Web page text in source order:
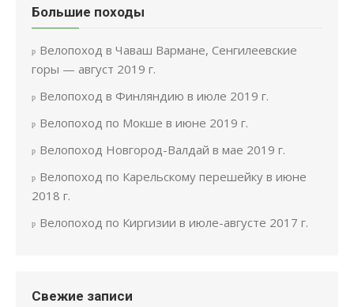
Большие походы
Велопоход в Чаваш Вармане, Сенгилеевские
горы — август 2019 г.
Велопоход в Финляндию в июле 2019 г.
Велопоход по Мокше в июне 2019 г.
Велопоход Новгород-Валдай в мае 2019 г.
Велопоход по Карельскому перешейку в июне
2018 г.
Велопоход по Киргизии в июле-августе 2017 г.
Свежие записи